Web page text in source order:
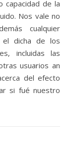
capacidad de la
Nos vale no
cualquier
dicha de los
incluidas las
usuarios an
del efecto
si fué nuestro